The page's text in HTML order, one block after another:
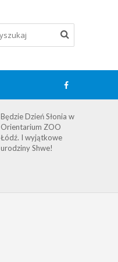
Będzie Dzień Słonia w
Orientarium ZOO
Łódź. I wyjątkowe
urodziny Shwe!